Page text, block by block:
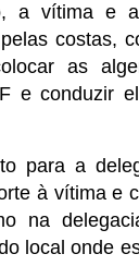
a vítima e
costas,
as
e conduzir
para a
à vítima e
na
local onde